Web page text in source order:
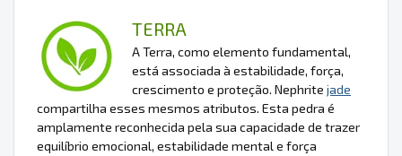
TERRA
A Terra, como elemento fundamental,
está associada à estabilidade, força,
crescimento e proteção. Nephrite jade
compartilha esses mesmos atributos. Esta pedra é
amplamente reconhecida pela sua capacidade de trazer
equilíbrio emocional, estabilidade mental e força